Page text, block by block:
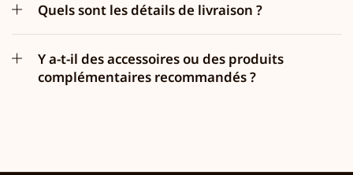
Quels sont les détails de livraison ?
Y a-t-il des accessoires ou des produits
complémentaires recommandés ?